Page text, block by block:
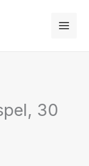
30